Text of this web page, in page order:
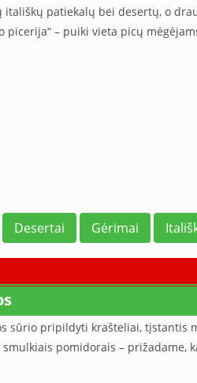
patiekalų bei desertų, o
picerija“ – puiki vieta picų
Desertai Gėrimai
sūrio pripildyti krašteliai, tįstantis
pomidorais – prižadame,